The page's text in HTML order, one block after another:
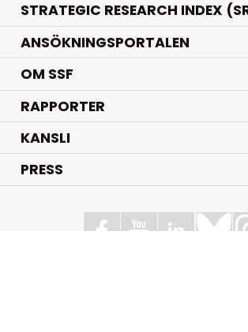
STRATEGIC RESEARCH INDEX
ANSÖKNINGSPORTALEN
OM SSF
RAPPORTER
KANSLI
PRESS